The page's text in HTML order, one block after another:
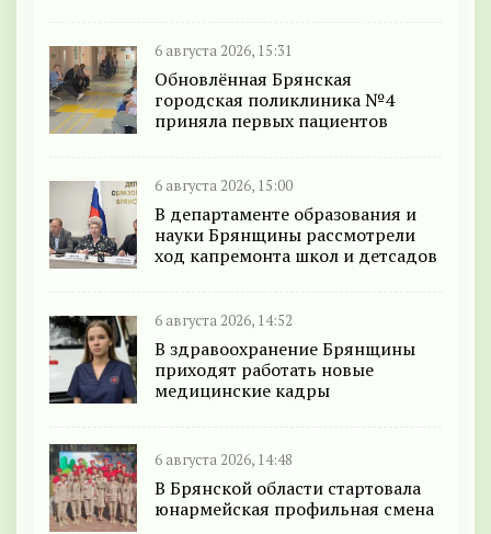
6 августа 2026, 15:31
Обновлённая Брянская
городская поликлиника №4
приняла первых пациентов
6 августа 2026, 15:00
В департаменте образования и
науки Брянщины рассмотрели
ход капремонта школ и детсадов
6 августа 2026, 14:52
В здравоохранение Брянщины
приходят работать новые
медицинские кадры
6 августа 2026, 14:48
В Брянской области стартовала
юнармейская профильная смена